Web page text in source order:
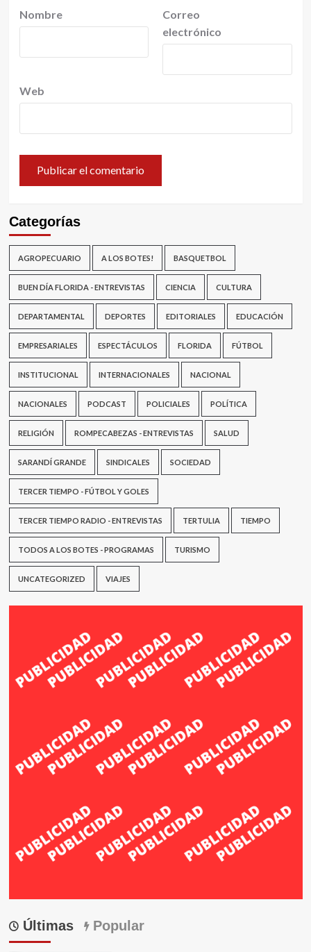
Nombre
Correo
electrónico
Web
Categorías
AGROPECUARIO A LOS BOTES! BASQUETBOL
BUEN DÍA FLORIDA - ENTREVISTAS CIENCIA CULTURA
DEPARTAMENTAL DEPORTES EDITORIALES EDUCACIÓN
EMPRESARIALES ESPECTÁCULOS FLORIDA FÚTBOL
INSTITUCIONAL INTERNACIONALES NACIONAL
NACIONALES PODCAST POLICIALES POLÍTICA
RELIGIÓN ROMPECABEZAS - ENTREVISTAS SALUD
SARANDÍ GRANDE SINDICALES SOCIEDAD
TERCER TIEMPO - FÚTBOL Y GOLES
TERCER TIEMPO RADIO - ENTREVISTAS TERTULIA TIEMPO
TODOS A LOS BOTES - PROGRAMAS TURISMO
UNCATEGORIZED VIAJES
Últimas Popular